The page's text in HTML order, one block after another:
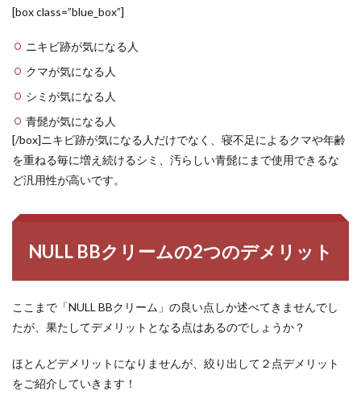
[box class=”blue_box”]
ニキビ跡が気になる人
クマが気になる人
シミが気になる人
青髭が気になる人
[/box]ニキビ跡が気になる人だけでなく、寝不足によるクマや年齢
を重ねる毎に増え続けるシミ、汚らしい青髭にまで使用できるな
ど汎用性が高いです。
NULL BBクリームの2つのデメリット
ここまで「NULL BBクリーム」の良い点しか述べてきませんでし
たが、果たしてデメリットとなる点はあるのでしょうか？
ほとんどデメリットになりませんが、絞り出して２点デメリット
をご紹介していきます！